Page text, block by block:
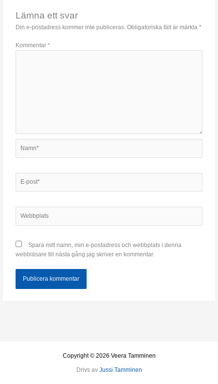
Lämna ett svar
Din e-postadress kommer inte publiceras. Obligatoriska fält är märkta *
Kommentar *
post*
Spara mitt namn, min e-postadress och webbplats i denna
webbläsare till nästa gång jag skriver en kommentar.
Copyright © 2026 Veera Tamminen
Drivs av Jussi Tamminen